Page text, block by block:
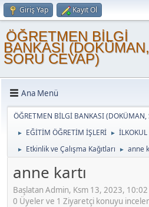
Giriş Yap Kayıt Ol
ÖĞRETMEN BİLGİ
BANKASI (DOKÜMAN,
SORU CEVAP)
Ana Menü
ÖĞRETMEN BİLGİ BANKASI (DOKÜMAN,
► EĞİTİM ÖĞRETİM İŞLERİ ► İLKOKUL
► Etkinlik ve Çalışma Kağıtları ► anne
anne kartı
Başlatan Admin, Ksm 13, 2023, 10:02
0 Üyeler ve 1 Ziyaretçi konuyu